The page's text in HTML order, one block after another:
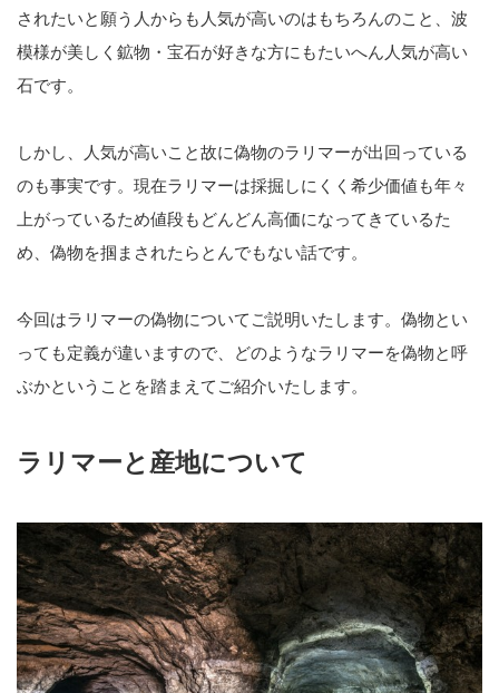
されたいと願う人からも人気が高いのはもちろんのこと、波
模様が美しく鉱物・宝石が好きな方にもたいへん人気が高い
石です。
しかし、人気が高いこと故に偽物のラリマーが出回っている
のも事実です。現在ラリマーは採掘しにくく希少価値も年々
上がっているため値段もどんどん高価になってきているた
め、偽物を掴まされたらとんでもない話です。
今回はラリマーの偽物についてご説明いたします。偽物とい
っても定義が違いますので、どのようなラリマーを偽物と呼
ぶかということを踏まえてご紹介いたします。
ラリマーと産地について